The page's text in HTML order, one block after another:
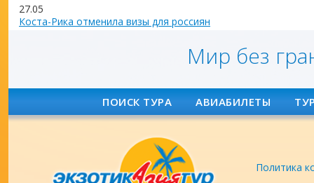
27.05
Коста-Рика отменила визы для россиян
Мир без
ПОИСК ТУРА АВИАБИЛЕТЫ
Политика